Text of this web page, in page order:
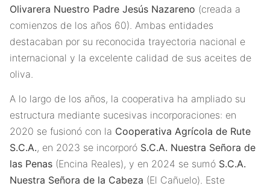
Olivarera Nuestro Padre Jesús Nazareno (creada a
comienzos de los años 60). Ambas entidades
destacaban por su reconocida trayectoria nacional e
internacional y la excelente calidad de sus aceites de
oliva.
A lo largo de los años, la cooperativa ha ampliado su
estructura mediante sucesivas incorporaciones: en
2020 se fusionó con la Cooperativa Agrícola de Rute
S.C.A., en 2023 se incorporó S.C.A. Nuestra Señora de
las Penas (Encina Reales), y en 2024 se sumó S.C.A.
Nuestra Señora de la Cabeza (El Cañuelo). Este